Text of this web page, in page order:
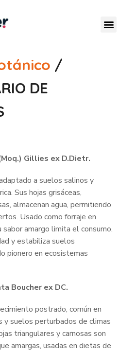
/
DE
Gillies ex D.Dietr.
a suelos salinos y
Sus hojas grisáceas,
almacenan agua, permitiendo
Usado como forraje en
sabor amargo limita el consumo.
y estabiliza suelos
pionero en ecosistemas
Boucher ex DC.
postrado, común en
y suelos perturbados de climas
triangulares y carnosas son
amargas, usadas en dietas de